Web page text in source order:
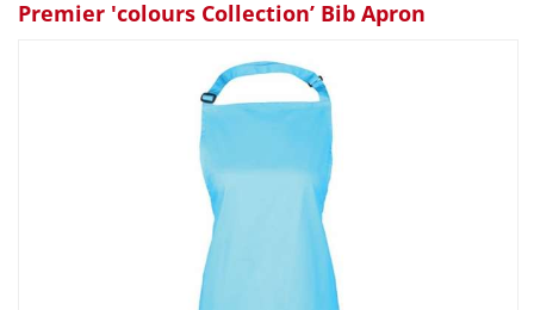
Premier 'colours Collection’ Bib Apron